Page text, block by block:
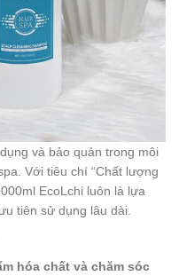
và bảo quản trong môi
Với tiêu chí “Chất lượng
EcoLchi luôn là lựa
tiên sử dụng lâu dài.
hóa chất và chăm sóc